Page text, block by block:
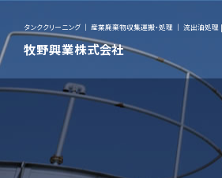
タンククリーニング ｜ 産業廃棄物収集運搬・処理 ｜ 流出油処
牧野興業株式会社